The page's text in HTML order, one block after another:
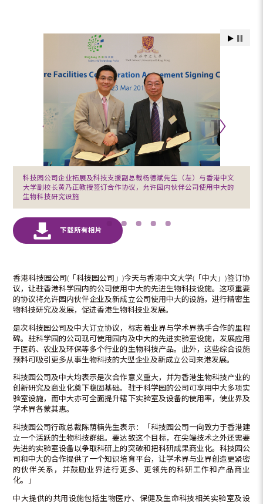
科技园公司企业拓展及科技支援副总裁杨德斌先生（左）与香港中文
大学副校长黄乃正教授签订合作协议，允许园内伙伴公司使用中大的
生物科技研究设施
香港科技园公司(「科技园公司」)今天与香港中文大学(「中大」)签订协
议，让驻香港科学园内的公司使用中大的先进生物科技设施。这项重要
的协议将允许园内伙伴企业及新成立公司使用中大的设施，进行精密生
物科技研究及发展，促进香港生物科技业发展。
是次科技园公司及中大订立协议，标志着业界与学术界携手合作的里程
碑。驻科学园的公司现可使用园内及中大的先进实验室设施，发展应用
于医药、农业及环保等多个行业的生物科技产品。此外，这些综合设施
预料可吸引更多从事生物科技的大型企业及新成立公司来港发展。
科技园公司及中大均表示是次合作意义重大，并为香港生物科技产业的
创新研究及商业化奠下稳固基础。驻于科学园的公司可享用中大多项实
验室设施，而中大亦可全面提升辖下实验室及设备的使用率，使业界及
学术界各蒙其惠。
科技园公司行政总裁陈荫楠先生表示：「科技园公司一向致力于香港建
立一个活跃的生物科技群组。要达致这个目标，在尖端技术之外还需要
先进的实验室设备以争取科研上的突破和把科研成果商业化。科技园公
司和中大的合作提供了一个知识培育平台，让学术界与业界创造更紧密
的伙伴关系，并鼓励业界进行更多、更领先的科研工作和产品商业
化。」
中大提供的共用设施包括生物医疗、保健及生命科技相关实验室及设